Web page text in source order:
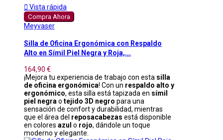
 Vista rápida
Compra Ahora
Meyvaser
Silla de Oficina Ergonómica con Respaldo
Alto en Símil Piel Negra y Roja,...
164,90 €
¡Mejora tu experiencia de trabajo con esta silla
de oficina ergonómica! Con un respaldo alto y
ergonómico, esta silla está tapizada en símil
piel negra o tejido 3D negro para una
sensación de confort y durabilidad, mientras
que el área del reposacabezas está disponible
en colores azul o rojo, dándole un toque
moderno y elegante.